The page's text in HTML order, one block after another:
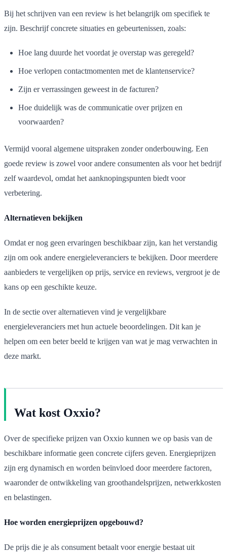
Bij het schrijven van een review is het belangrijk om specifiek te
zijn. Beschrijf concrete situaties en gebeurtenissen, zoals:
Hoe lang duurde het voordat je overstap was geregeld?
Hoe verlopen contactmomenten met de klantenservice?
Zijn er verrassingen geweest in de facturen?
Hoe duidelijk was de communicatie over prijzen en
voorwaarden?
Vermijd vooral algemene uitspraken zonder onderbouwing. Een
goede review is zowel voor andere consumenten als voor het bedrijf
zelf waardevol, omdat het aanknopingspunten biedt voor
verbetering.
Alternatieven bekijken
Omdat er nog geen ervaringen beschikbaar zijn, kan het verstandig
zijn om ook andere energieleveranciers te bekijken. Door meerdere
aanbieders te vergelijken op prijs, service en reviews, vergroot je de
kans op een geschikte keuze.
In de sectie over alternatieven vind je vergelijkbare
energieleveranciers met hun actuele beoordelingen. Dit kan je
helpen om een beter beeld te krijgen van wat je mag verwachten in
deze markt.
Wat kost Oxxio?
Over de specifieke prijzen van Oxxio kunnen we op basis van de
beschikbare informatie geen concrete cijfers geven. Energieprijzen
zijn erg dynamisch en worden beïnvloed door meerdere factoren,
waaronder de ontwikkeling van groothandelsprijzen, netwerkkosten
en belastingen.
Hoe worden energieprijzen opgebouwd?
De prijs die je als consument betaalt voor energie bestaat uit